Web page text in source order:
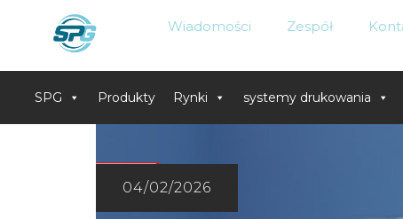
Wiadomości Zespół
SPG Produkty Rynki systemy drukowania
04/02/2026